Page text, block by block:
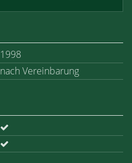
1998
nach Vereinbarung